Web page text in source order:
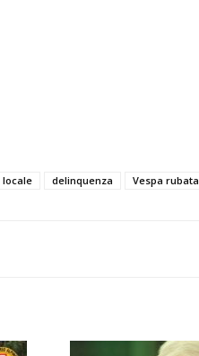
locale delinquenza Vespa rubata